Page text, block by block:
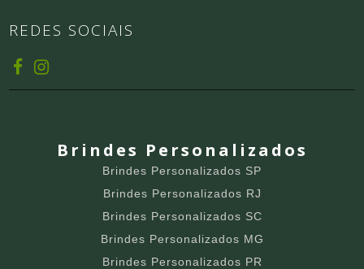
REDES SOCIAIS
Brindes Personalizados
Brindes Personalizados SP
Brindes Personalizados RJ
Brindes Personalizados SC
Brindes Personalizados MG
Brindes Personalizados PR